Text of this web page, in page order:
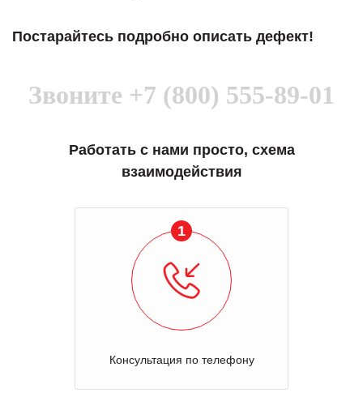
Постарайтесь подробно описать дефект!
Звоните +7 (800) 555-89-01
Работать с нами просто, схема
взаимодействия
1
Консультация по телефону